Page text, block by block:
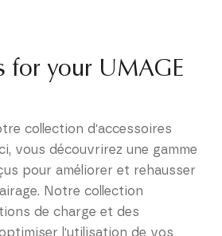
for your UMAGE
collection d'accessoires
vous découvrirez une gamme
pour améliorer et rehausser
Notre collection
de charge et des
l'utilisation de vos